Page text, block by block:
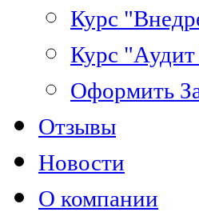
Курс
Курс
Оформить
Отзывы
Новости
О компании